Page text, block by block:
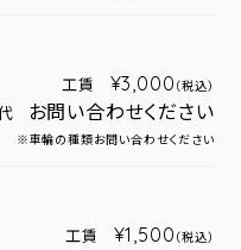
工賃 ¥3,000 （税込）
お問い合わせください
※車輪の種類お問い合わせください
工賃 ¥1,500 （税込）